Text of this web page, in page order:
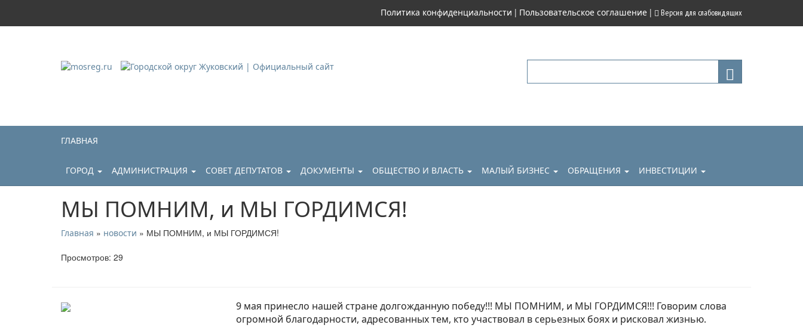
Политика конфиденциальности | Пользовательское соглашение | Версия для слабовидящих
ГЛАВНАЯ
ГОРОД АДМИНИСТРАЦИЯ СОВЕТ ДЕПУТАТОВ ДОКУМЕНТЫ ОБЩЕСТВО И ВЛАСТЬ МАЛЫЙ БИЗНЕС ОБРАЩЕНИЯ ИНВЕСТИЦИИ
МЫ ПОМНИМ, и МЫ ГОРДИМСЯ!
Главная » новости » МЫ ПОМНИМ, и МЫ ГОРДИМСЯ!
Просмотров: 29
9 мая принесло нашей стране долгожданную победу!!! МЫ ПОМНИМ, и МЫ ГОРДИМСЯ!!! Говорим слова
огромной благодарности, адресованных тем, кто участвовал в серьезных боях и рисковал жизнью.